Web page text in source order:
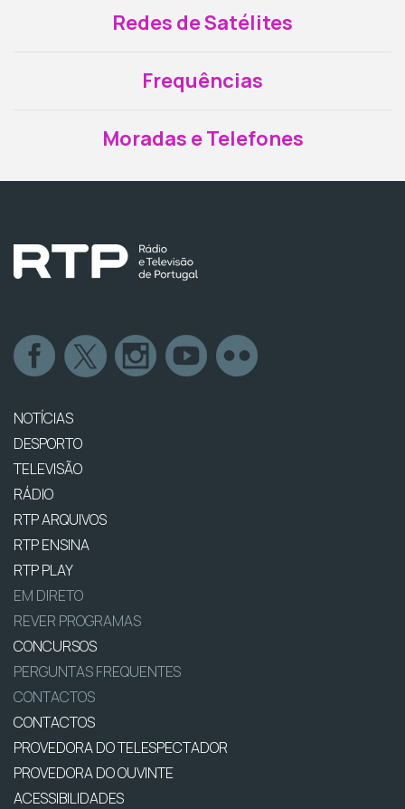
Redes de Satélites
Frequências
Moradas e Telefones
NOTÍCIAS
DESPORTO
TELEVISÃO
RÁDIO
RTP ARQUIVOS
RTP ENSINA
RTP PLAY
EM DIRETO
REVER PROGRAMAS
CONCURSOS
PERGUNTAS FREQUENTES
CONTACTOS
CONTACTOS
PROVEDORA DO TELESPECTADOR
PROVEDORA DO OUVINTE
ACESSIBILIDADES